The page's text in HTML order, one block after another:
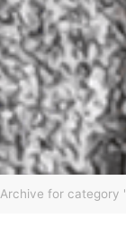
Archive for category